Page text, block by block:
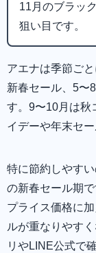
11月のブラッ
狙い目です。
アエナは季節ご
新春セール、5〜
す。9〜10月は秋
イデーや年末セー
特に節約しやす
の新春セール期
プライス価格に
ルが重なりやす
リやLINE公式で